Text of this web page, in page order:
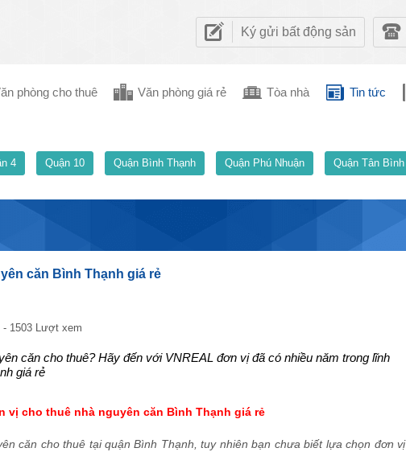
Ký gửi bất động sản
phòng cho thuê Văn phòng giá rẻ Tòa nhà Tin tức
4 Quận 10 Quận Bình Thạnh Quận Phú Nhuận Quận Tân Bình
căn Bình Thạnh giá rẻ
- 1503 Lượt xem
căn cho thuê? Hãy đến với VNREAL đơn vị đã có nhiều năm trong lĩnh
giá rẻ
vị cho thuê nhà nguyên căn Bình Thạnh giá rẻ
căn cho thuê tại quận Bình Thạnh, tuy nhiên bạn chưa biết lựa chọn đơn vị